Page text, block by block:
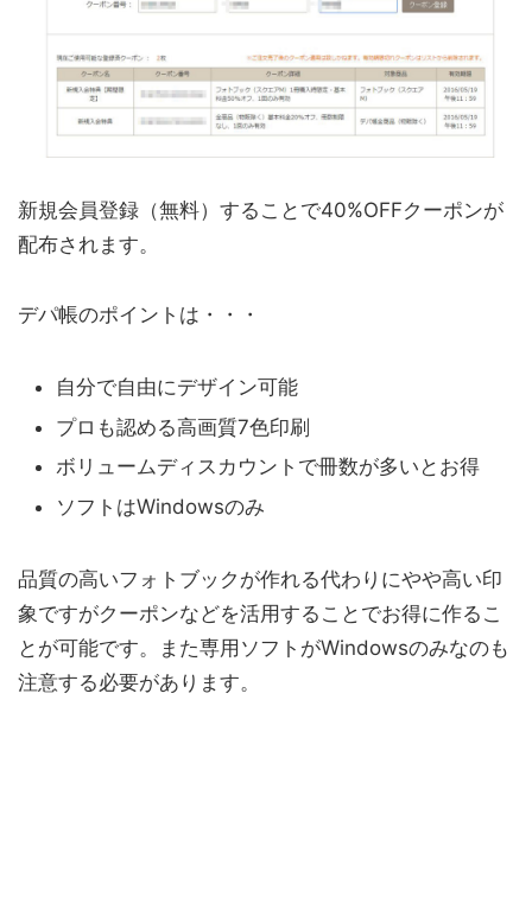
新規会員登録（無料）することで40%OFFクーポンが
配布されます。
デパ帳のポイントは・・・
自分で自由にデザイン可能
プロも認める高画質7色印刷
ボリュームディスカウントで冊数が多いとお得
ソフトはWindowsのみ
品質の高いフォトブックが作れる代わりにやや高い印
象ですがクーポンなどを活用することでお得に作るこ
とが可能です。また専用ソフトがWindowsのみなのも
注意する必要があります。